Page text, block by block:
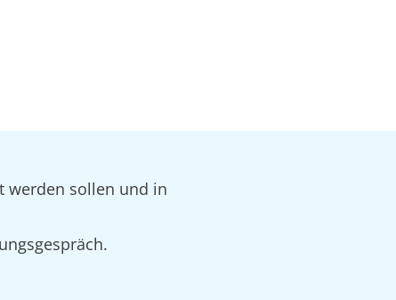
werden sollen und in